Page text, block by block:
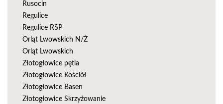
Rusocin
Regulice
Regulice RSP
Orląt Lwowskich N/Ż
Orląt Lwowskich
Złotogłowice pętla
Złotogłowice Kościół
Złotogłowice Basen
Złotogłowice Skrzyżowanie